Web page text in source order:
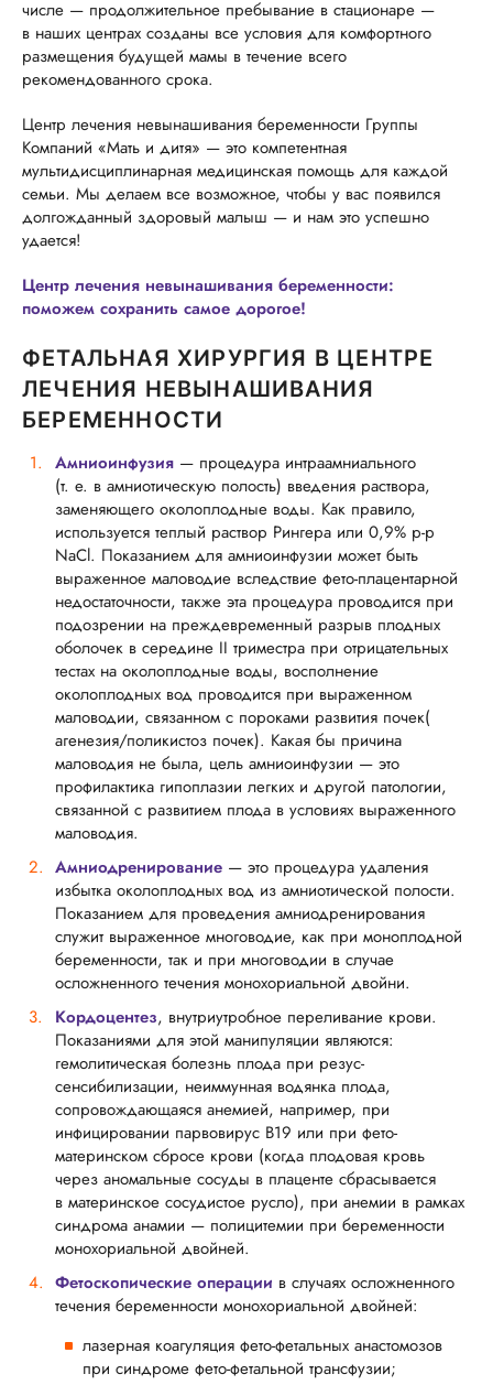
числе — продолжительное пребывание в стационаре —
в наших центрах созданы все условия для комфортного
размещения будущей мамы в течение всего
рекомендованного срока.
Центр лечения невынашивания беременности Группы
Компаний «Мать и дитя» — это компетентная
мультидисциплинарная медицинская помощь для каждой
семьи. Мы делаем все возможное, чтобы у вас появился
долгожданный здоровый малыш — и нам это успешно
удается!
Центр лечения невынашивания беременности:
поможем сохранить самое дорогое!
ФЕТАЛЬНАЯ ХИРУРГИЯ В ЦЕНТРЕ
ЛЕЧЕНИЯ НЕВЫНАШИВАНИЯ
БЕРЕМЕННОСТИ
Амниоинфузия — процедура интраамниального
(т. е. в амниотическую полость) введения раствора,
заменяющего околоплодные воды. Как правило,
используется теплый раствор Рингера или 0,9% р-р
NaCl. Показанием для амниоинфузии может быть
выраженное маловодие вследствие фето-плацентарной
недостаточности, также эта процедура проводится при
подозрении на преждевременный разрыв плодных
оболочек в середине II триместра при отрицательных
тестах на околоплодные воды, восполнение
околоплодных вод проводится при выраженном
маловодии, связанном с пороками развития почек(
агенезия/поликистоз почек). Какая бы причина
маловодия не была, цель амниоинфузии — это
профилактика гипоплазии легких и другой патологии,
связанной с развитием плода в условиях выраженного
маловодия.
Амниодренирование — это процедура удаления
избытка околоплодных вод из амниотической полости.
Показанием для проведения амниодренирования
служит выраженное многоводие, как при моноплодной
беременности, так и при многоводии в случае
осложненного течения монохориальной двойни.
Кордоцентез, внутриутробное переливание крови.
Показаниями для этой манипуляции являются:
гемолитическая болезнь плода при резус-
сенсибилизации, неиммунная водянка плода,
сопровождающаяся анемией, например, при
инфицировании парвовирус В19 или при фето-
материнском сбросе крови (когда плодовая кровь
через аномальные сосуды в плаценте сбрасывается
в материнское сосудистое русло), при анемии в рамках
синдрома анамии — полицитемии при беременности
монохориальной двойней.
Фетоскопические операции в случаях осложненного
течения беременности монохориальной двойней:
лазерная коагуляция фето-фетальных анастомозов
при синдроме фето-фетальной трансфузии;